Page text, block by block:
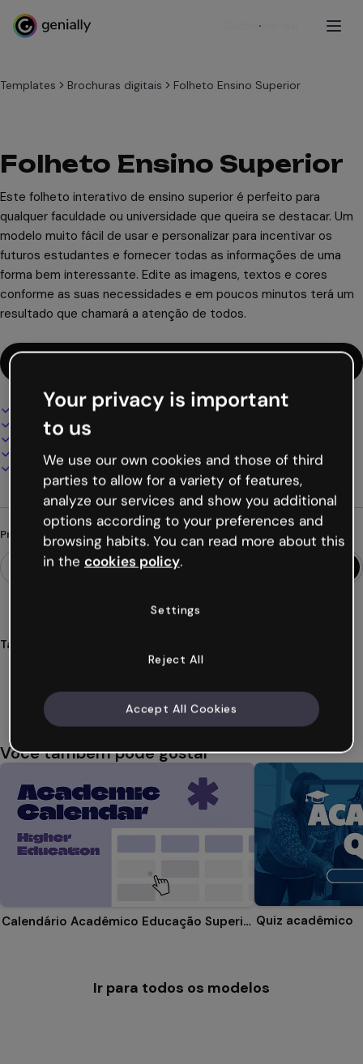
Cadastre-se
Templates Brochuras digitais Folheto Ensino Superior
Folheto Ensino Superior
Este folheto interativo de ensino superior é perfeito para
qualquer faculdade ou universidade que queira se destacar. Um
modelo muito fácil de usar e personalizar para incentivar os
futuros estudantes e fornecer todas as informações de uma
forma bem interessante. Edite as imagens, textos e cores
conforme as suas necessidades e em poucos minutos terá um
resultado que chamará a atenção de todos.
Design interativo e animado
100% personalizável
Adicione áudio, vídeo e multimídia
Apresente, compartilhe ou publique online
Baixe em PDF, MP4 e outros formatos
Procurando algo diferente?
Tags
faculdades
Você também pode gostar
Calendário Acadêmico Educação Superior Quiz acadêmico
Ir para todos os modelos
Your privacy is important
to us
We use our own cookies and those of third
parties to allow for a variety of features,
analyze our services and show you additional
options according to your preferences and
browsing habits. You can read more about this
in the cookies policy.
Settings
Reject All
Accept All Cookies